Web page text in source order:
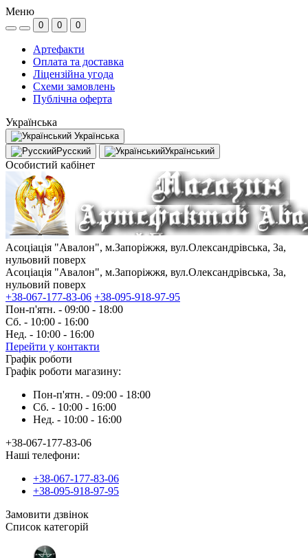
Меню
0 0 0
Артефакти
Оплата та доставка
Ліцензійна угода
Схеми замовлень
Публічна оферта
Українська
Українська
Русский
Український
Особистий кабінет
Асоціація "Авалон", м.Запоріжжя, вул.Олександрівська, 3а,
нульовий поверх
Асоціація "Авалон", м.Запоріжжя, вул.Олександрівська, 3а,
нульовий поверх
+38-067-177-83-06 +38-095-918-97-95
Пон-п'ятн. - 09:00 - 18:00
Сб. - 10:00 - 16:00
Нед. - 10:00 - 16:00
Перейти у контакти
Графік роботи
Графік роботи магазину:
Пон-п'ятн. - 09:00 - 18:00
Сб. - 10:00 - 16:00
Нед. - 10:00 - 16:00
+38-067-177-83-06
Наші телефони:
+38-067-177-83-06
+38-095-918-97-95
Замовити дзвінок
Список категорій